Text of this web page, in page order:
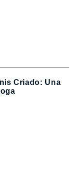
Criado: Una